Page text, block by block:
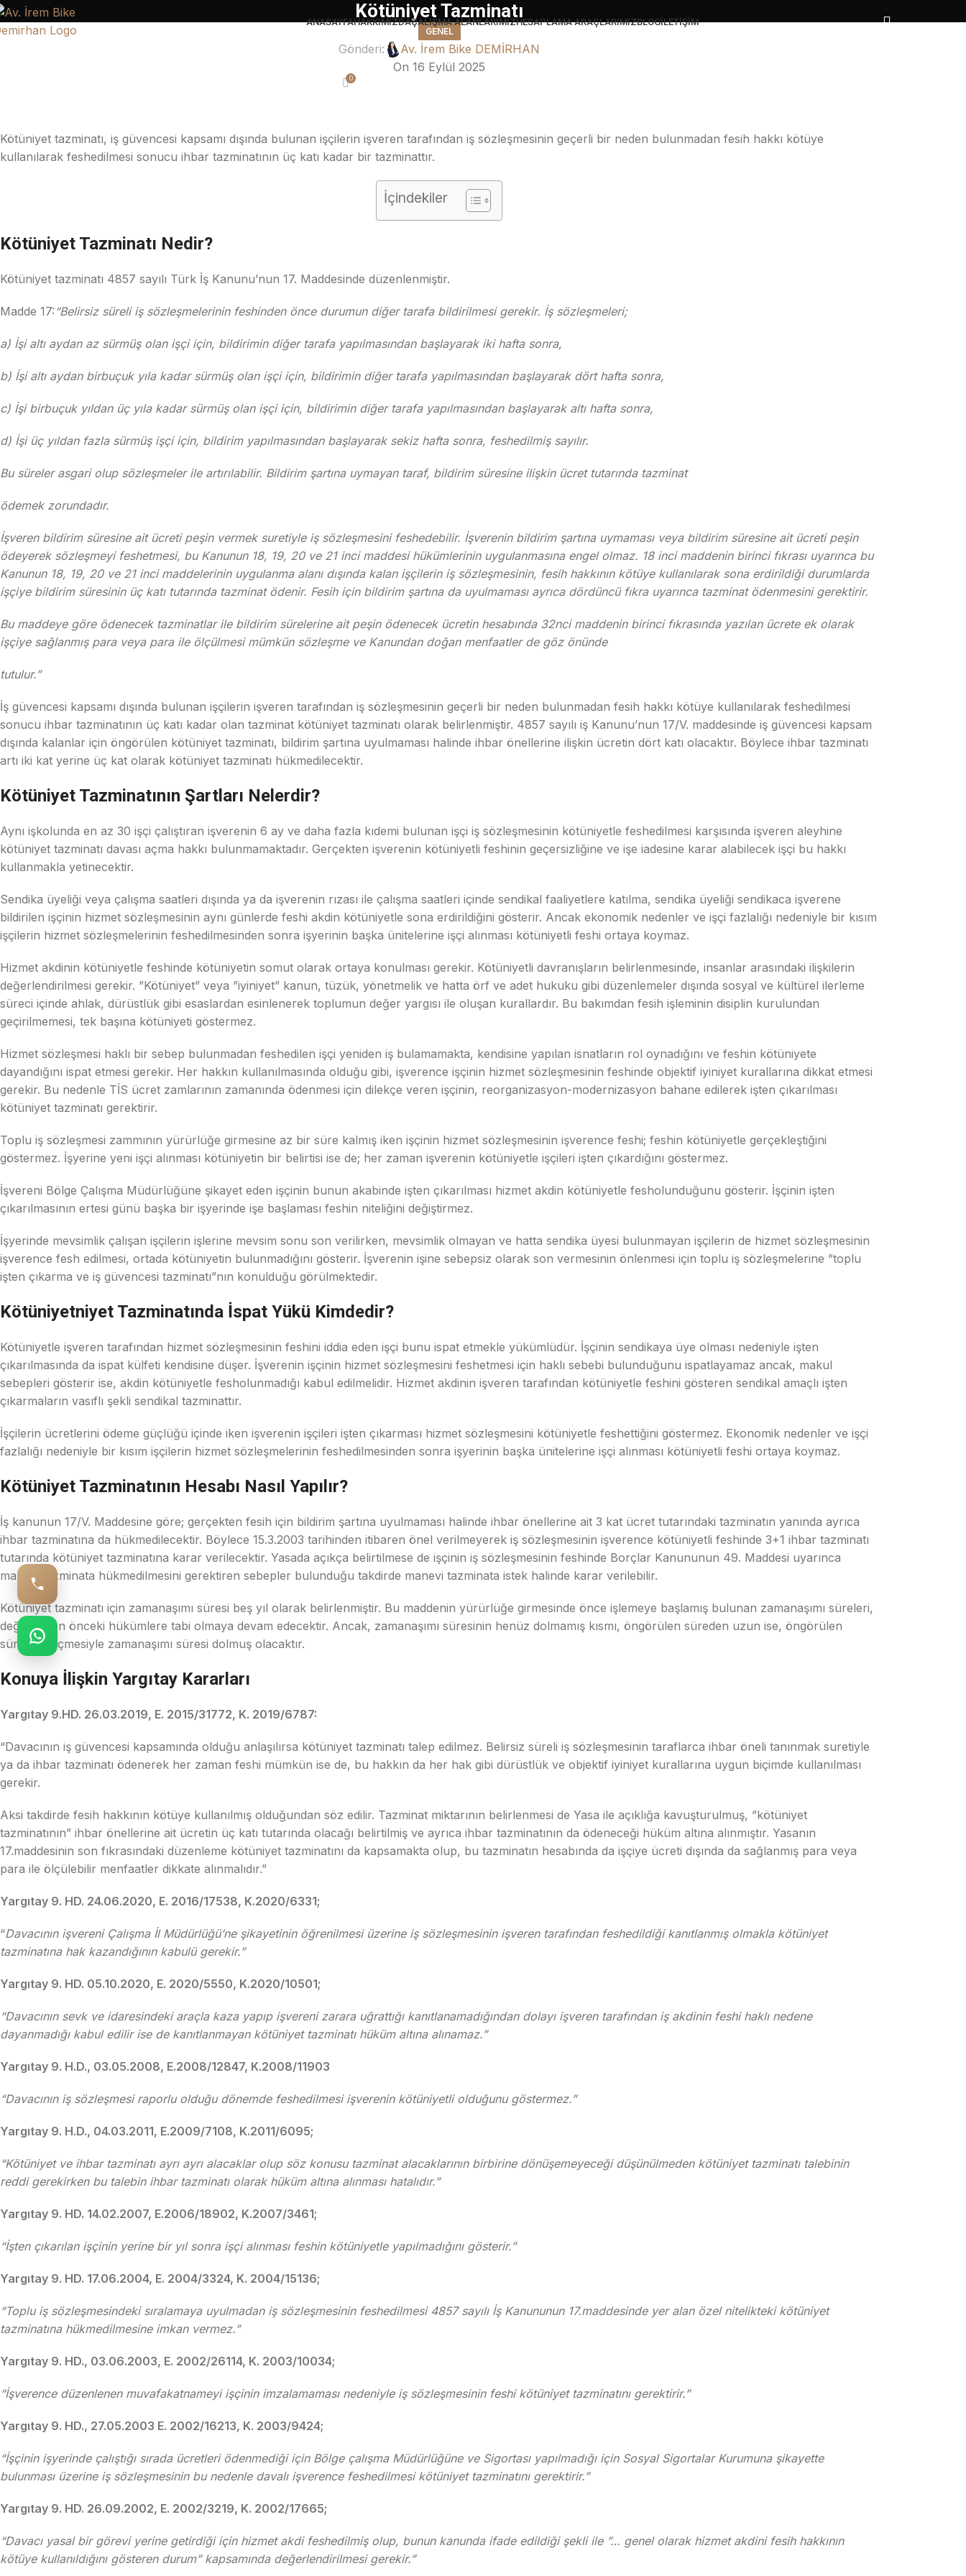
ANASAYFAHAKKIMIZDAÇALIŞMA ALANLARIMIZHESAPLAMA ARAÇLARIMIZBLOGİLETIŞIM
Kötüniyet Tazminatı
GENEL
Gönderi:
Av. İrem Bike DEMİRHAN
On 16 Eylül 2025
0
Kötüniyet tazminatı, iş güvencesi kapsamı dışında bulunan işçilerin işveren tarafından iş sözleşmesinin geçerli bir neden bulunmadan fesih hakkı kötüye
kullanılarak feshedilmesi sonucu ihbar tazminatının üç katı kadar bir tazminattır.
İçindekiler
Kötüniyet Tazminatı Nedir?
Kötüniyet tazminatı 4857 sayılı Türk İş Kanunu’nun 17. Maddesinde düzenlenmiştir.
Madde 17: “Belirsiz süreli iş sözleşmelerinin feshinden önce durumun diğer tarafa bildirilmesi gerekir. İş sözleşmeleri;
a) İşi altı aydan az sürmüş olan işçi için, bildirimin diğer tarafa yapılmasından başlayarak iki hafta sonra,
b) İşi altı aydan birbuçuk yıla kadar sürmüş olan işçi için, bildirimin diğer tarafa yapılmasından başlayarak dört hafta sonra,
c) İşi birbuçuk yıldan üç yıla kadar sürmüş olan işçi için, bildirimin diğer tarafa yapılmasından başlayarak altı hafta sonra,
d) İşi üç yıldan fazla sürmüş işçi için, bildirim yapılmasından başlayarak sekiz hafta sonra, feshedilmiş sayılır.
Bu süreler asgari olup sözleşmeler ile artırılabilir. Bildirim şartına uymayan taraf, bildirim süresine ilişkin ücret tutarında tazminat
ödemek zorundadır.
İşveren bildirim süresine ait ücreti peşin vermek suretiyle iş sözleşmesini feshedebilir. İşverenin bildirim şartına uymaması veya bildirim süresine ait ücreti peşin
ödeyerek sözleşmeyi feshetmesi, bu Kanunun 18, 19, 20 ve 21 inci maddesi hükümlerinin uygulanmasına engel olmaz. 18 inci maddenin birinci fıkrası uyarınca bu
Kanunun 18, 19, 20 ve 21 inci maddelerinin uygulanma alanı dışında kalan işçilerin iş sözleşmesinin, fesih hakkının kötüye kullanılarak sona erdirildiği durumlarda
işçiye bildirim süresinin üç katı tutarında tazminat ödenir. Fesih için bildirim şartına da uyulmaması ayrıca dördüncü fıkra uyarınca tazminat ödenmesini gerektirir.
Bu maddeye göre ödenecek tazminatlar ile bildirim sürelerine ait peşin ödenecek ücretin hesabında 32nci maddenin birinci fıkrasında yazılan ücrete ek olarak
işçiye sağlanmış para veya para ile ölçülmesi mümkün sözleşme ve Kanundan doğan menfaatler de göz önünde
tutulur.”
İş güvencesi kapsamı dışında bulunan işçilerin işveren tarafından iş sözleşmesinin geçerli bir neden bulunmadan fesih hakkı kötüye kullanılarak feshedilmesi
sonucu ihbar tazminatının üç katı kadar olan tazminat kötüniyet tazminatı olarak belirlenmiştir. 4857 sayılı iş Kanunu’nun 17/V. maddesinde iş güvencesi kapsam
dışında kalanlar için öngörülen kötüniyet tazminatı, bildirim şartına uyulmaması halinde ihbar önellerine ilişkin ücretin dört katı olacaktır. Böylece ihbar tazminatı
artı iki kat yerine üç kat olarak kötüniyet tazminatı hükmedilecektir.
Kötüniyet Tazminatının Şartları Nelerdir?
Aynı işkolunda en az 30 işçi çalıştıran işverenin 6 ay ve daha fazla kıdemi bulunan işçi iş sözleşmesinin kötüniyetle feshedilmesi karşısında işveren aleyhine
kötüniyet tazminatı davası açma hakkı bulunmamaktadır. Gerçekten işverenin kötüniyetli feshinin geçersizliğine ve işe iadesine karar alabilecek işçi bu hakkı
kullanmakla yetinecektir.
Sendika üyeliği veya çalışma saatleri dışında ya da işverenin rızası ile çalışma saatleri içinde sendikal faaliyetlere katılma, sendika üyeliği sendikaca işverene
bildirilen işçinin hizmet sözleşmesinin aynı günlerde feshi akdin kötüniyetle sona erdirildiğini gösterir. Ancak ekonomik nedenler ve işçi fazlalığı nedeniyle bir kısım
işçilerin hizmet sözleşmelerinin feshedilmesinden sonra işyerinin başka ünitelerine işçi alınması kötüniyetli feshi ortaya koymaz.
Hizmet akdinin kötüniyetle feshinde kötüniyetin somut olarak ortaya konulması gerekir. Kötüniyetli davranışların belirlenmesinde, insanlar arasındaki ilişkilerin
değerlendirilmesi gerekir. ”Kötüniyet” veya ”iyiniyet” kanun, tüzük, yönetmelik ve hatta örf ve adet hukuku gibi düzenlemeler dışında sosyal ve kültürel ilerleme
süreci içinde ahlak, dürüstlük gibi esaslardan esinlenerek toplumun değer yargısı ile oluşan kurallardır. Bu bakımdan fesih işleminin disiplin kurulundan
geçirilmemesi, tek başına kötüniyeti göstermez.
Hizmet sözleşmesi haklı bir sebep bulunmadan feshedilen işçi yeniden iş bulamamakta, kendisine yapılan isnatların rol oynadığını ve feshin kötüniyete
dayandığını ispat etmesi gerekir. Her hakkın kullanılmasında olduğu gibi, işverence işçinin hizmet sözleşmesinin feshinde objektif iyiniyet kurallarına dikkat etmesi
gerekir. Bu nedenle TİS ücret zamlarının zamanında ödenmesi için dilekçe veren işçinin, reorganizasyon-modernizasyon bahane edilerek işten çıkarılması
kötüniyet tazminatı gerektirir.
Toplu iş sözleşmesi zammının yürürlüğe girmesine az bir süre kalmış iken işçinin hizmet sözleşmesinin işverence feshi; feshin kötüniyetle gerçekleştiğini
göstermez. İşyerine yeni işçi alınması kötüniyetin bir belirtisi ise de; her zaman işverenin kötüniyetle işçileri işten çıkardığını göstermez.
İşvereni Bölge Çalışma Müdürlüğüne şikayet eden işçinin bunun akabinde işten çıkarılması hizmet akdin kötüniyetle fesholunduğunu gösterir. İşçinin işten
çıkarılmasının ertesi günü başka bir işyerinde işe başlaması feshin niteliğini değiştirmez.
İşyerinde mevsimlik çalışan işçilerin işlerine mevsim sonu son verilirken, mevsimlik olmayan ve hatta sendika üyesi bulunmayan işçilerin de hizmet sözleşmesinin
işverence fesh edilmesi, ortada kötüniyetin bulunmadığını gösterir. İşverenin işine sebepsiz olarak son vermesinin önlenmesi için toplu iş sözleşmelerine ”toplu
işten çıkarma ve iş güvencesi tazminatı”nın konulduğu görülmektedir.
Kötüniyetniyet Tazminatında İspat Yükü Kimdedir?
Kötüniyetle işveren tarafından hizmet sözleşmesinin feshini iddia eden işçi bunu ispat etmekle yükümlüdür. İşçinin sendikaya üye olması nedeniyle işten
çıkarılmasında da ispat külfeti kendisine düşer. İşverenin işçinin hizmet sözleşmesini feshetmesi için haklı sebebi bulunduğunu ispatlayamaz ancak, makul
sebepleri gösterir ise, akdin kötüniyetle fesholunmadığı kabul edilmelidir. Hizmet akdinin işveren tarafından kötüniyetle feshini gösteren sendikal amaçlı işten
çıkarmaların vasıflı şekli sendikal tazminattır.
İşçilerin ücretlerini ödeme güçlüğü içinde iken işverenin işçileri işten çıkarması hizmet sözleşmesini kötüniyetle feshettiğini göstermez. Ekonomik nedenler ve işçi
fazlalığı nedeniyle bir kısım işçilerin hizmet sözleşmelerinin feshedilmesinden sonra işyerinin başka ünitelerine işçi alınması kötüniyetli feshi ortaya koymaz.
Kötüniyet Tazminatının Hesabı Nasıl Yapılır?
İş kanunun 17/V. Maddesine göre; gerçekten fesih için bildirim şartına uyulmaması halinde ihbar önellerine ait 3 kat ücret tutarındaki tazminatın yanında ayrıca
ihbar tazminatına da hükmedilecektir. Böylece 15.3.2003 tarihinden itibaren önel verilmeyerek iş sözleşmesinin işverence kötüniyetli feshinde 3+1 ihbar tazminatı
tutarında kötüniyet tazminatına karar verilecektir. Yasada açıkça belirtilmese de işçinin iş sözleşmesinin feshinde Borçlar Kanununun 49. Maddesi uyarınca
manevi tazminata hükmedilmesini gerektiren sebepler bulunduğu takdirde manevi tazminata istek halinde karar verilebilir.
Kötüniyet tazminatı için zamanaşımı süresi beş yıl olarak belirlenmiştir. Bu maddenin yürürlüğe girmesinde önce işlemeye başlamış bulunan zamanaşımı süreleri,
değişiklikten önceki hükümlere tabi olmaya devam edecektir. Ancak, zamanaşımı süresinin henüz dolmamış kısmı, öngörülen süreden uzun ise, öngörülen
sürenin geçmesiyle zamanaşımı süresi dolmuş olacaktır.
Konuya İlişkin Yargıtay Kararları
Yargıtay 9.HD. 26.03.2019, E. 2015/31772, K. 2019/6787:
“Davacının iş güvencesi kapsamında olduğu anlaşılırsa kötüniyet tazminatı talep edilmez. Belirsiz süreli iş sözleşmesinin taraflarca ihbar öneli tanınmak suretiyle
ya da ihbar tazminatı ödenerek her zaman feshi mümkün ise de, bu hakkın da her hak gibi dürüstlük ve objektif iyiniyet kurallarına uygun biçimde kullanılması
gerekir.
Aksi takdirde fesih hakkının kötüye kullanılmış olduğundan söz edilir. Tazminat miktarının belirlenmesi de Yasa ile açıklığa kavuşturulmuş, ”kötüniyet
tazminatının” ihbar önellerine ait ücretin üç katı tutarında olacağı belirtilmiş ve ayrıca ihbar tazminatının da ödeneceği hüküm altına alınmıştır. Yasanın
17.maddesinin son fıkrasındaki düzenleme kötüniyet tazminatını da kapsamakta olup, bu tazminatın hesabında da işçiye ücreti dışında da sağlanmış para veya
para ile ölçülebilir menfaatler dikkate alınmalıdır.”
Yargıtay 9. HD. 24.06.2020, E. 2016/17538, K.2020/6331;
“Davacının işvereni Çalışma İl Müdürlüğü’ne şikayetinin öğrenilmesi üzerine iş sözleşmesinin işveren tarafından feshedildiği kanıtlanmış olmakla kötüniyet
tazminatına hak kazandığının kabulü gerekir.”
Yargıtay 9. HD. 05.10.2020, E. 2020/5550, K.2020/10501;
“Davacının sevk ve idaresindeki araçla kaza yapıp işvereni zarara uğrattığı kanıtlanamadığından dolayı işveren tarafından iş akdinin feshi haklı nedene
dayanmadığı kabul edilir ise de kanıtlanmayan kötüniyet tazminatı hüküm altına alınamaz.”
Yargıtay 9. H.D., 03.05.2008, E.2008/12847, K.2008/11903
“Davacının iş sözleşmesi raporlu olduğu dönemde feshedilmesi işverenin kötüniyetli olduğunu göstermez.”
Yargıtay 9. H.D., 04.03.2011, E.2009/7108, K.2011/6095;
“Kötüniyet ve ihbar tazminatı ayrı ayrı alacaklar olup söz konusu tazminat alacaklarının birbirine dönüşemeyeceği düşünülmeden kötüniyet tazminatı talebinin
reddi gerekirken bu talebin ihbar tazminatı olarak hüküm altına alınması hatalıdır.”
Yargıtay 9. HD. 14.02.2007, E.2006/18902, K.2007/3461;
“İşten çıkarılan işçinin yerine bir yıl sonra işçi alınması feshin kötüniyetle yapılmadığını gösterir.”
Yargıtay 9. HD. 17.06.2004, E. 2004/3324, K. 2004/15136;
“Toplu iş sözleşmesindeki sıralamaya uyulmadan iş sözleşmesinin feshedilmesi 4857 sayılı İş Kanununun 17.maddesinde yer alan özel nitelikteki kötüniyet
tazminatına hükmedilmesine imkan vermez.”
Yargıtay 9. HD., 03.06.2003, E. 2002/26114, K. 2003/10034;
“İşverence düzenlenen muvafakatnameyi işçinin imzalamaması nedeniyle iş sözleşmesinin feshi kötüniyet tazminatını gerektirir.”
Yargıtay 9. HD., 27.05.2003 E. 2002/16213, K. 2003/9424;
“İşçinin işyerinde çalıştığı sırada ücretleri ödenmediği için Bölge çalışma Müdürlüğüne ve Sigortası yapılmadığı için Sosyal Sigortalar Kurumuna şikayette
bulunması üzerine iş sözleşmesinin bu nedenle davalı işverence feshedilmesi kötüniyet tazminatını gerektirir.”
Yargıtay 9. HD. 26.09.2002, E. 2002/3219, K. 2002/17665;
“Davacı yasal bir görevi yerine getirdiği için hizmet akdi feshedilmiş olup, bunun kanunda ifade edildiği şekli ile ”… genel olarak hizmet akdini fesih hakkının
kötüye kullanıldığını gösteren durum” kapsamında değerlendirilmesi gerekir.”